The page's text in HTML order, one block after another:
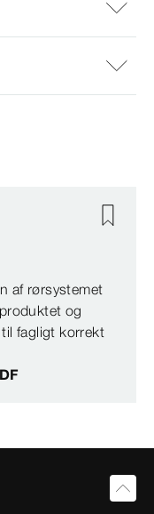
af rørsystemet
og
fagligt korrekt